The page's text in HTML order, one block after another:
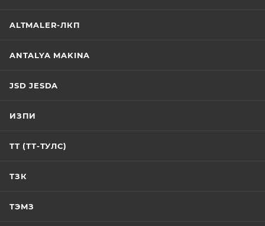
ALTMALER-ЛКП
ANTALYA MAKINA
JSD JESDA
ИЗПИ
ТТ (ТТ-ТУЛС)
ТЗК
ТЭМЗ